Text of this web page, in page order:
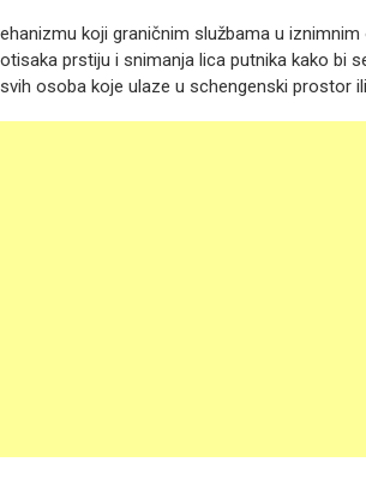
koji graničnim službama u
prstiju i snimanja lica putnika kako bi
osoba koje ulaze u schengenski prostor